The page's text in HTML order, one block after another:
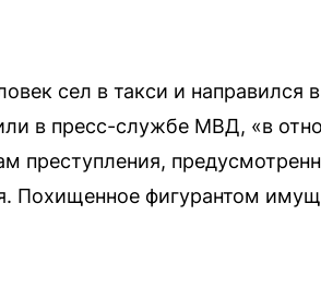
сел в такси и направился
в пресс-службе МВД, «в
преступления,
Похищенное фигурантом